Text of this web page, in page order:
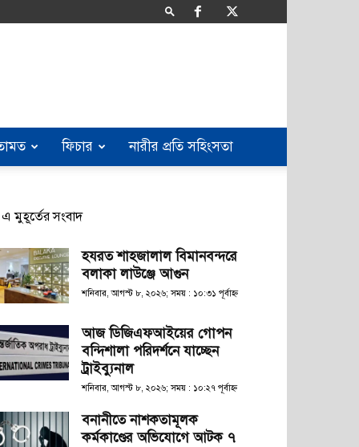
ফিচার নারীর প্রতি সহিংসতা
এ মুহূর্তের সংবাদ
হযরত শাহজালাল বিমানবন্দরে
বলাকা লাউঞ্জে আগুন
শনিবার, আগস্ট ৮, ২০২৬; সময় : ১০:৩১ পূর্বাহ্ণ
আজ ডিজিএফআইয়ের গোপন
বন্দিশালা পরিদর্শনে যাচ্ছেন
ট্রাইব্যুনাল
শনিবার, আগস্ট ৮, ২০২৬; সময় : ১০:২৭ পূর্বাহ্ণ
বনানীতে নাশকতামূলক
কর্মকাণ্ডের অভিযোগে আটক ৭